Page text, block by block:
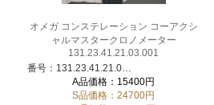
オメガ コンステレーション コーアクシ
ャルマスタークロノメーター
131.23.41.21.03.001
番号：131.23.41.21.03.001
A品価格：15400円
S品価格：24700円